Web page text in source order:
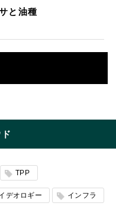
と油種
TPP
デオロギー インフラ